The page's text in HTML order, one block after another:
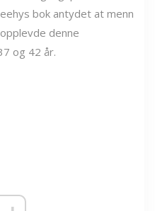
bok antydet at menn
denne
og 42 år.